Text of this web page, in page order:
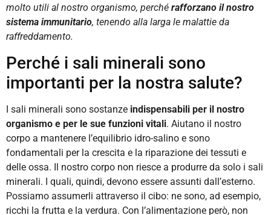
molto utili al nostro organismo, perché rafforzano il nostro
sistema immunitario, tenendo alla larga le malattie da
raffreddamento.
Perché i sali minerali sono
importanti per la nostra salute?
I sali minerali sono sostanze indispensabili per il nostro
organismo e per le sue funzioni vitali. Aiutano il nostro
corpo a mantenere l’equilibrio idro-salino e sono
fondamentali per la crescita e la riparazione dei tessuti e
delle ossa. Il nostro corpo non riesce a produrre da solo i sali
minerali. I quali, quindi, devono essere assunti dall’esterno.
Possiamo assumerli attraverso il cibo: ne sono, ad esempio,
ricchi la frutta e la verdura. Con l’alimentazione però, non